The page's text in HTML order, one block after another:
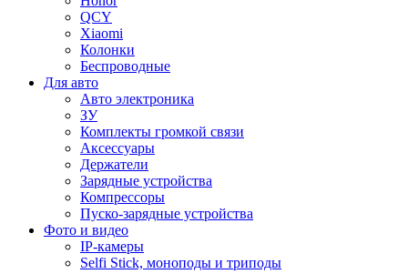
QCY
Xiaomi
Колонки
Беспроводные
Для авто
Авто электроника
ЗУ
Комплекты громкой связи
Аксессуары
Держатели
Зарядные устройства
Компрессоры
Пуско-зарядные устройства
Фото и видео
IP-камеры
Selfi Stick, моноподы и триподы